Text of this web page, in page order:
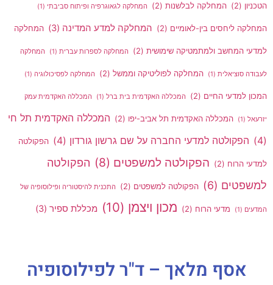
הטכניון (2) המחלקה לבלשנות (2) המחלקה לגאוגרפיה ופיתוח סביבתי (1)
המחלקה ליחסים בין-לאומיים (2) המחלקה למדע המדינה (3) המחלקה
למדעי המחשב ולמתמטיקה שימושית (2) המחלקה לספרות עברית (1) המחלקה
לעבודה סוציאלית (1) המחלקה לפוליטיקה וממשל (2) המחלקה לפסיכולוגיה (1)
המכון למדעי החיים (2) המכללה האקדמית בית ברל (1) המכללה האקדמית עמק
יזרעאל (1) המכללה האקדמית תל אביב-יפו (2)
המכללה האקדמית תל חי
(4)
הפקולטה למדעי החברה על שם גרשון גורדון (4) הפקולטה
למדעי הרוח (2) הפקולטה למשפטים (8)
הפקולטה
למשפטים (6) הפקולטה למשפטים (2) התכנית להיסטוריה ופילוסופיה של
המדעים (1) מדעי הרוח (2) מכון ויצמן (10) מכללת ספיר (3)
אסף מלאך – ד"ר לפילוסופיה